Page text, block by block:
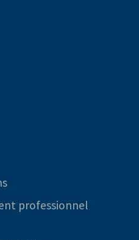
professionnel